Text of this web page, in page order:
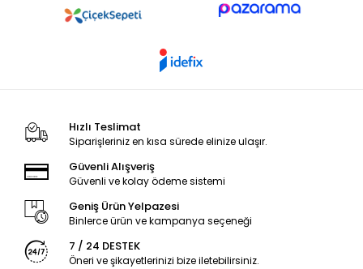
Hızlı Teslimat
Siparişleriniz en kısa sürede elinize ulaşır.
Güvenli Alışveriş
Güvenli ve kolay ödeme sistemi
Geniş Ürün Yelpazesi
Binlerce ürün ve kampanya seçeneği
7 / 24 DESTEK
Öneri ve şikayetlerinizi bize iletebilirsiniz.